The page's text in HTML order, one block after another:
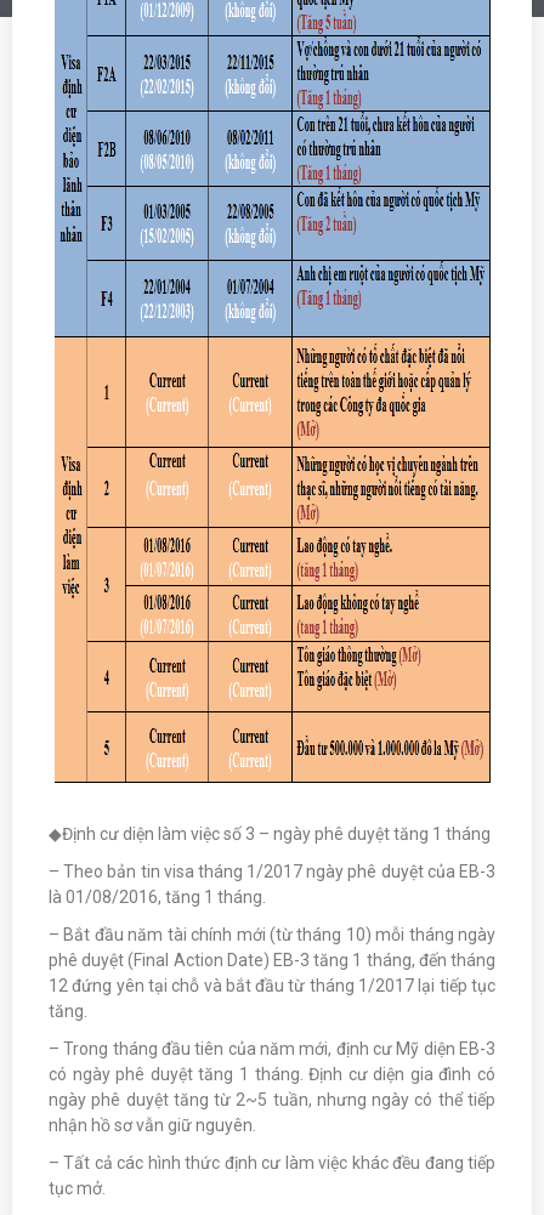
◆Định cư diện làm việc số 3 – ngày phê duyệt tăng 1 tháng
– Theo bản tin visa tháng 1/2017 ngày phê duyệt của EB-3
là 01/08/2016, tăng 1 tháng.
– Bắt đầu năm tài chính mới (từ tháng 10) mỗi tháng ngày
phê duyệt (Final Action Date) EB-3 tăng 1 tháng, đến tháng
12 đứng yên tại chỗ và bắt đầu từ tháng 1/2017 lại tiếp tục
tăng.
– Trong tháng đầu tiên của năm mới, định cư Mỹ diện EB-3
có ngày phê duyệt tăng 1 tháng. Định cư diện gia đình có
ngày phê duyệt tăng từ 2~5 tuần, nhưng ngày có thể tiếp
nhận hồ sơ vẫn giữ nguyên.
– Tất cả các hình thức định cư làm việc khác đều đang tiếp
tục mở.